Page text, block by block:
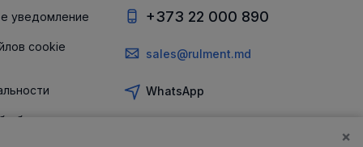
уведомление
cookie
обеспечении
+373 22 000 890
sales@rulment.md
WhatsApp
×